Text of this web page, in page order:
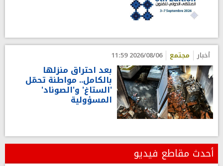
أخبار مجتمع 2026/08/06 11:59
بعد احتراق منزلها
بالكامل.. مواطنة تحمّل
'الستاغ' و'الصوناد'
المسؤولية
أحدث مقاطع فيديو